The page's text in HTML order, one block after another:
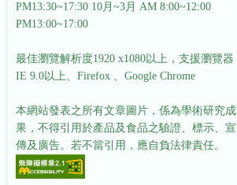
PM13:30~17:30 10月~3月 AM 8:00~12:00
PM13:00~17:00
最佳瀏覽解析度1920 x1080以上，支援瀏覽器
IE 9.0以上、Firefox 、Google Chrome
本網站發表之所有文章圖片，係為學術研究成
果，不得引用於產品及食品之驗證、標示、宣
傳及廣告。若不當引用，應自負法律責任。